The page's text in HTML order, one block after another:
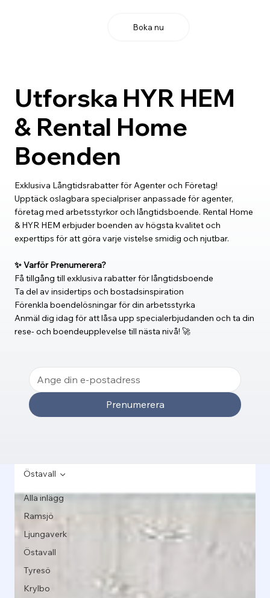
Boka nu
Utforska HYR HEM
& Rental Home
Boenden
Exklusiva Långtidsrabatter för Agenter och Företag!
Upptäck oslagbara specialpriser anpassade för agenter,
företag med arbetsstyrkor och långtidsboende. Rental Home
& HYR HEM erbjuder boenden av högsta kvalitet och
experttips för att göra varje vistelse smidig och njutbar.
✨ Varför Prenumerera?
Få tillgång till exklusiva rabatter för långtidsboende
Ta del av insidertips och bostadsinspiration
Förenkla boendelösningar för din arbetsstyrka
Anmäl dig idag för att låsa upp specialerbjudanden och ta din
rese- och boendeupplevelse till nästa nivå! 🚀
Prenumerera
Alla inlägg
Ramsjö
Ljungaverk
Östavall
Tyresö
Krylbo
Östavall